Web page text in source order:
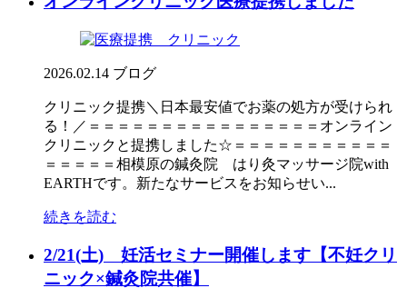
2026.02.14 ブログ
クリニック提携＼日本最安値でお薬の処方が受けられ
る！／＝＝＝＝＝＝＝＝＝＝＝＝＝＝＝＝オンライン
クリニックと提携しました☆＝＝＝＝＝＝＝＝＝＝＝
＝＝＝＝＝相模原の鍼灸院 はり灸マッサージ院with
EARTHです。新たなサービスをお知らせい...
続きを読む
2/21(土) 妊活セミナー開催します【不妊クリ
ニック×鍼灸院共催】